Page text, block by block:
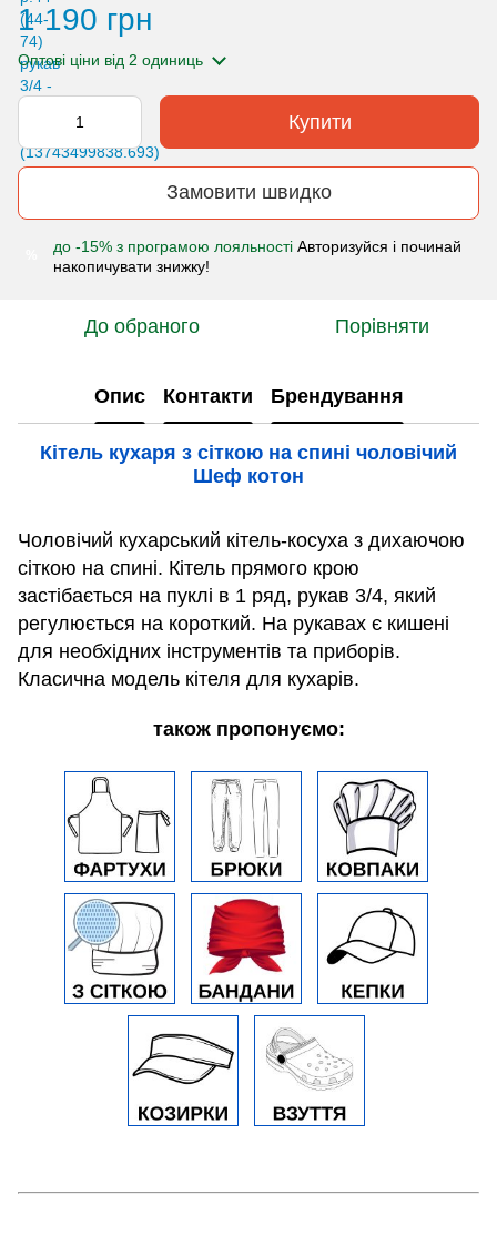
1 190 грн
Оптові ціни від 2 одиниць
Купити
Замовити швидко
до -15% з програмою лояльності Авторизуйся і починай
накопичувати знижку!
До обраного Порівняти
Опис Контакти Брендування
Кітель кухаря з сіткою на спині чоловічий
Шеф котон
Чоловічий кухарський кітель-косуха з дихаючою
сіткою на спині. Кітель прямого крою
застібається на пуклі в 1 ряд, рукав 3/4, який
регулюється на короткий. На рукавах є кишені
для необхідних інструментів та приборів.
Класична модель кітеля для кухарів.
також пропонуємо: